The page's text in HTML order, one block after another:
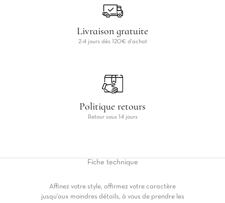
Livraison gratuite
2-4 jours dés 120€ d'achat
Politique retours
Retour sous 14 jours
Fiche technique
Affinez votre style, affirmez votre caractère
jusqu'aux moindres détails, à vous de prendre les